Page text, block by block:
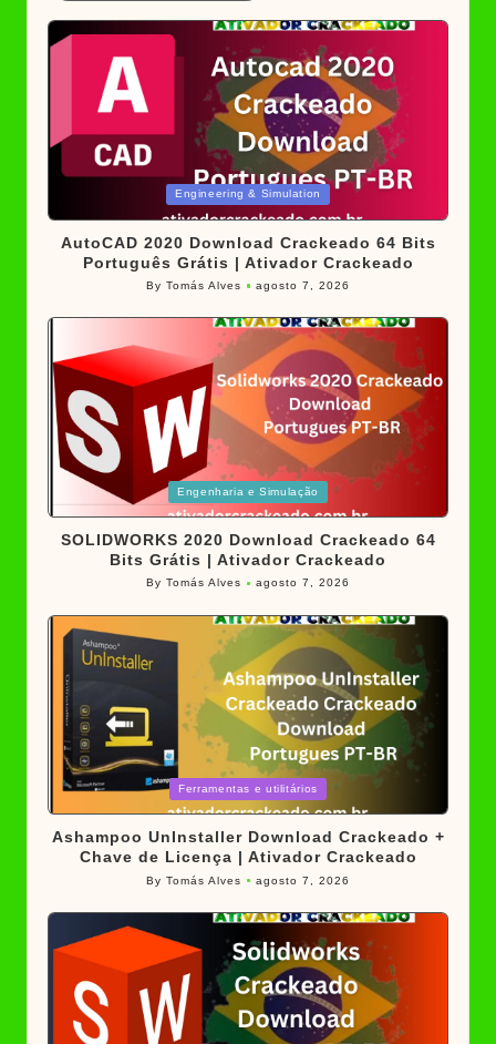
in
Engineering & Simulation
AutoCAD 2020 Download Crackeado 64 Bits
Português Grátis | Ativador Crackeado
Posted
ByTomás Alves agosto 7, 2026
Posted
in
Engenharia e Simulação
SOLIDWORKS 2020 Download Crackeado 64
Bits Grátis | Ativador Crackeado
Posted
ByTomás Alves agosto 7, 2026
Posted
in
Ferramentas e utilitários
Ashampoo UnInstaller Download Crackeado +
Chave de Licença | Ativador Crackeado
Posted
ByTomás Alves agosto 7, 2026